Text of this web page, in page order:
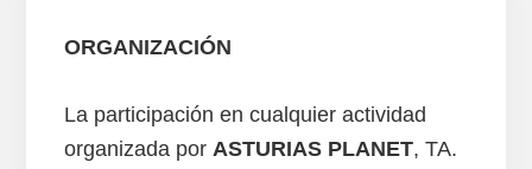
ORGANIZACIÓN
La participación en cualquier actividad
organizada por ASTURIAS PLANET, TA.